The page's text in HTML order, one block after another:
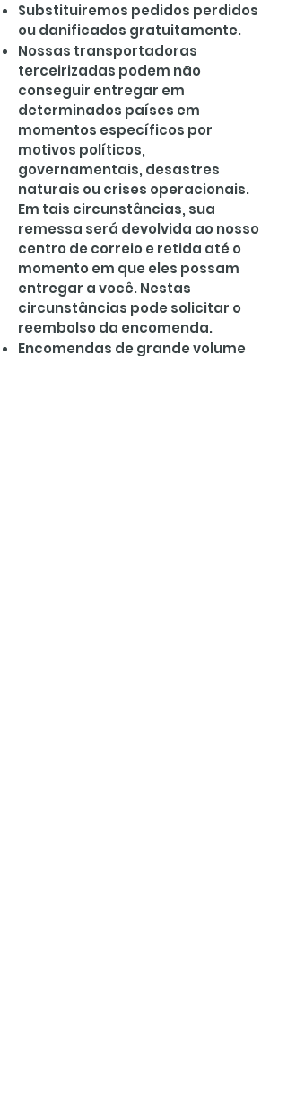
Substituiremos pedidos perdidos
ou danificados gratuitamente.
Nossas transportadoras
terceirizadas podem não
conseguir entregar em
determinados países em
momentos específicos por
motivos políticos,
governamentais, desastres
naturais ou crises operacionais.
Em tais circunstâncias, sua
remessa será devolvida ao nosso
centro de correio e retida até o
momento em que eles possam
entregar a você. Nestas
circunstâncias pode solicitar o
reembolso da encomenda.
Encomendas de grande volume